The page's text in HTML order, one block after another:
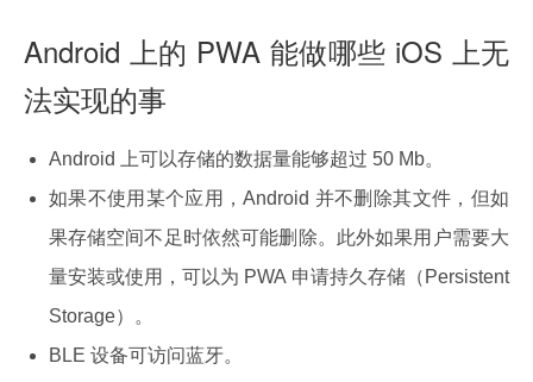
Android 上的 PWA 能做哪些 iOS 上无
法实现的事
Android 上可以存储的数据量能够超过 50 Mb。
如果不使用某个应用，Android 并不删除其文件，但如
果存储空间不足时依然可能删除。此外如果用户需要大
量安装或使用，可以为 PWA 申请持久存储（Persistent
Storage）。
BLE 设备可访问蓝牙。